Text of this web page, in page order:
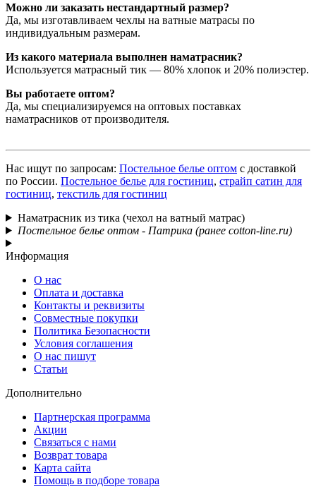
Можно ли заказать нестандартный размер?
Да, мы изготавливаем чехлы на ватные матрасы по
индивидуальным размерам.
Из какого материала выполнен наматрасник?
Используется матрасный тик — 80% хлопок и 20% полиэстер.
Вы работаете оптом?
Да, мы специализируемся на оптовых поставках
наматрасников от производителя.
Нас ищут по запросам: Постельное белье оптом с доставкой
по России. Постельное белье для гостиниц, страйп сатин для
гостиниц, текстиль для гостиниц
Наматрасник из тика (чехол на ватный матрас)
Постельное белье оптом - Патрика (ранее cotton-line.ru)
Информация
О нас
Оплата и доставка
Контакты и реквизиты
Совместные покупки
Политика Безопасности
Условия соглашения
О нас пишут
Статьи
Дополнительно
Партнерская программа
Акции
Связаться с нами
Возврат товара
Карта сайта
Помощь в подборе товара